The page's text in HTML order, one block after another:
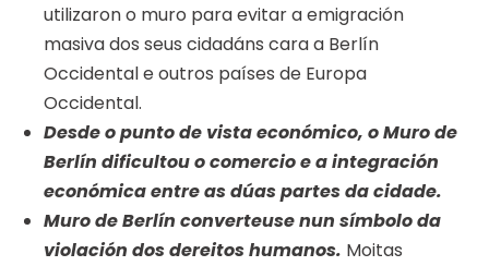
utilizaron o muro para evitar a emigración
masiva dos seus cidadáns cara a Berlín
Occidental e outros países de Europa
Occidental.
Desde o punto de vista económico, o Muro de
Berlín dificultou o comercio e a integración
económica entre as dúas partes da cidade.
Muro de Berlín converteuse nun símbolo da
violación dos dereitos humanos. Moitas